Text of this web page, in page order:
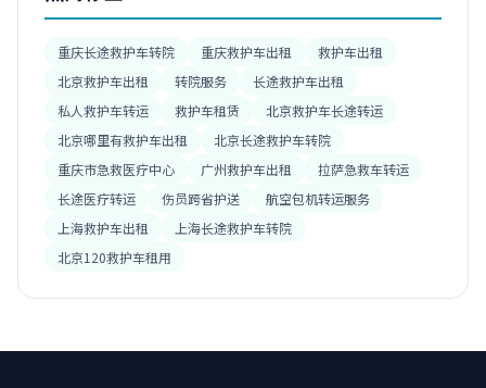
重庆长途救护车转院 重庆救护车出租
救护车出租
北京救护车出租
转院服务
长途救护车出租
私人救护车转运
救护车租赁
北京救护车长途转运
北京哪里有救护车出租
北京长途救护车转院
重庆市急救医疗中心
广州救护车出租
拉萨急救车转运
长途医疗转运
伤员跨省护送
航空包机转运服务
上海救护车出租
上海长途救护车转院
北京120救护车租用